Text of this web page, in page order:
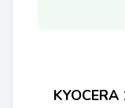
KYOCERA